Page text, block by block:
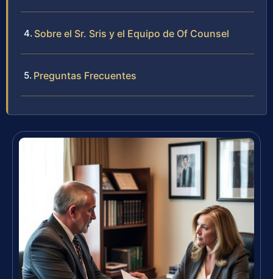
Sobre el Sr. Sris y el Equipo de Of Counsel
Preguntas Frecuentes